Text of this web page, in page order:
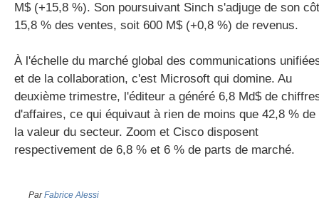
M$ (+15,8 %). Son poursuivant Sinch s'adjuge de son
15,8 % des ventes, soit 600 M$ (+0,8 %) de revenus.
À l'échelle du marché global des communications
et de la collaboration, c'est Microsoft qui domine. Au
deuxième trimestre, l'éditeur a généré 6,8 Md$de
d'affaires, ce qui équivaut à rien de moins que 42,8 % de
la valeur du secteur. Zoom et Cisco disposent
respectivement de 6,8 % et 6 % de parts de marché.
ParFabrice Alessi